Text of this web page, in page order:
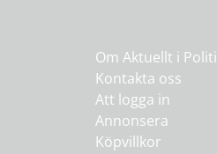
Om Aktuellt i
Kontakta oss
Att logga in
Annonsera
Köpvillkor